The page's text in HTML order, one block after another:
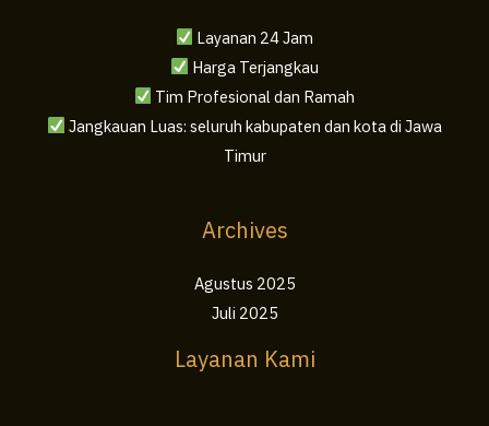
Layanan 24 Jam
Harga Terjangkau
Tim Profesional dan Ramah
Jangkauan Luas: seluruh kabupaten dan kota di Jawa
Timur
Archives
Agustus 2025
Juli 2025
Layanan Kami